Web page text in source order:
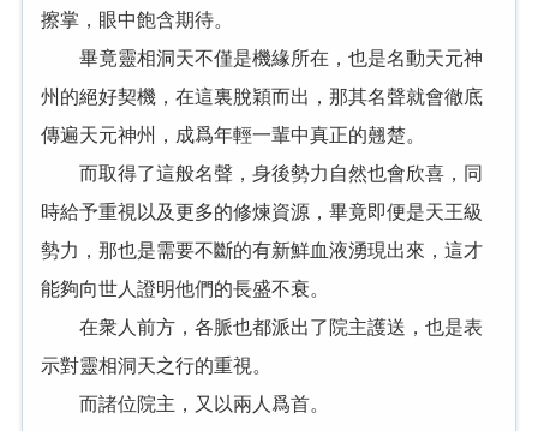
擦掌，眼中飽含期待。
畢竟靈相洞天不僅是機緣所在，也是名動天元神
州的絕好契機，在這裏脫穎而出，那其名聲就會徹底
傳遍天元神州，成爲年輕一輩中真正的翹楚。
而取得了這般名聲，身後勢力自然也會欣喜，同
時給予重視以及更多的修煉資源，畢竟即便是天王級
勢力，那也是需要不斷的有新鮮血液湧現出來，這才
能夠向世人證明他們的長盛不衰。
在衆人前方，各脈也都派出了院主護送，也是表
示對靈相洞天之行的重視。
而諸位院主，又以兩人爲首。